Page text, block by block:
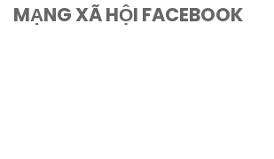
MẠNG XÃ HỘI FACEBOOK